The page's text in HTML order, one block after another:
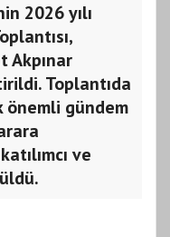
2026 yılı
Akpınar
Toplantıda
gündem
ve